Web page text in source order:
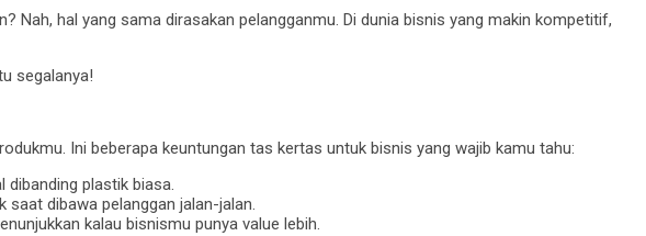
Nah, hal yang sama dirasakan pelangganmu. Di dunia bisnis yang makin kompetitif,
segalanya!
Ini beberapa keuntungan tas kertas untuk bisnis yang wajib kamu tahu:
dibanding plastik biasa.
dibawa pelanggan jalan-jalan.
kalau bisnismu punya value lebih.